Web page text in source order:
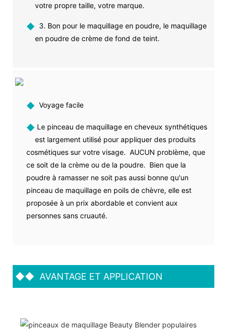
votre propre taille, votre marque.
◆ 3. Bon pour le maquillage en poudre, le maquillage
en poudre de crème de fond de teint.
◆ Voyage facile
◆ Le pinceau de maquillage en cheveux synthétiques
est largement utilisé pour appliquer des produits
cosmétiques sur votre visage. AUCUN problème, que
ce soit de la crème ou de la poudre. Bien que la
poudre à ramasser ne soit pas aussi bonne qu'un
pinceau de maquillage en poils de chèvre, elle est
proposée à un prix abordable et convient aux
personnes sans cruauté.
◆◆ AVANTAGE ET APPLICATION